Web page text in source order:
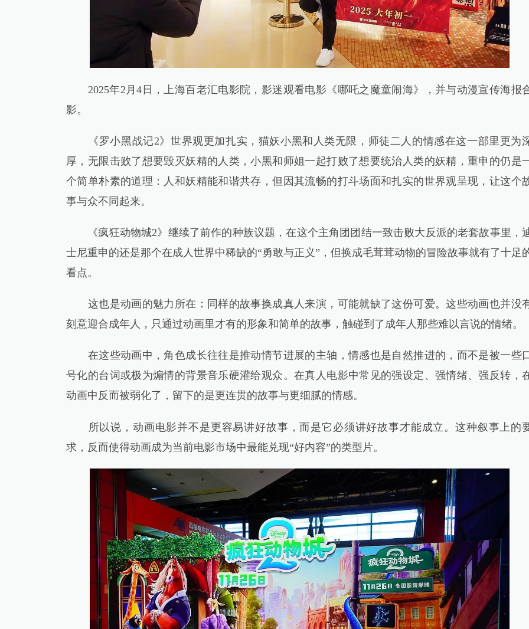
2025年2月4日，上海百老汇电影院，影迷观看电影《哪吒之魔童闹海》，并与动漫宣传海报
影。
《罗小黑战记2》世界观更加扎实，猫妖小黑和人类无限，师徒二人的情感在这一部里更为
厚，无限击败了想要毁灭妖精的人类，小黑和师姐一起打败了想要统治人类的妖精，重申的仍是
个简单朴素的道理：人和妖精能和谐共存，但因其流畅的打斗场面和扎实的世界观呈现，让这个
事与众不同起来。
《疯狂动物城2》继续了前作的种族议题，在这个主角团团结一致击败大反派的老套故事里，
士尼重申的还是那个在成人世界中稀缺的“勇敢与正义”，但换成毛茸茸动物的冒险故事就有了十足
看点。
这也是动画的魅力所在：同样的故事换成真人来演，可能就缺了这份可爱。这些动画也并没
刻意迎合成年人，只通过动画里才有的形象和简单的故事，触碰到了成年人那些难以言说的情绪。
在这些动画中，角色成长往往是推动情节进展的主轴，情感也是自然推进的，而不是被一些
号化的台词或极为煽情的背景音乐硬灌给观众。在真人电影中常见的强设定、强情绪、强反转，
动画中反而被弱化了，留下的是更连贯的故事与更细腻的情感。
所以说，动画电影并不是更容易讲好故事，而是它必须讲好故事才能成立。这种叙事上的
求，反而使得动画成为当前电影市场中最能兑现“好内容”的类型片。